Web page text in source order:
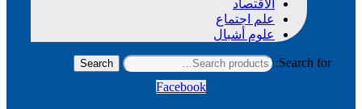
الاقتصاد
علم اجتماع
علوم أشبال
Search for:
Search
Facebook